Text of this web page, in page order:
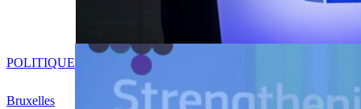
Bruxelles
POLITIQUE